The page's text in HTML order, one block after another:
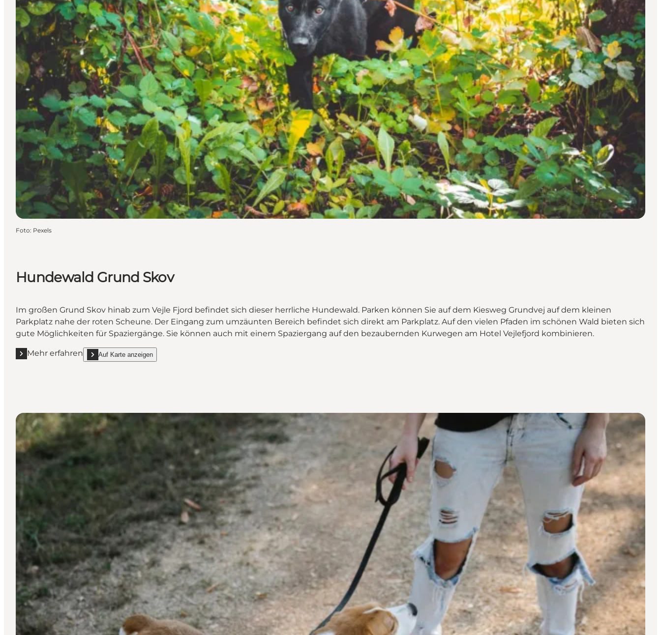
Foto: Pexels
Hundewald Grund Skov
Im großen Grund Skov hinab zum Vejle Fjord befindet sich dieser herrliche Hundewald. Parken können Sie auf dem Kiesweg Grundvej auf dem kleinen
Parkplatz nahe der roten Scheune. Der Eingang zum umzäunten Bereich befindet sich direkt am Parkplatz. Auf den vielen Pfaden im schönen Wald bieten sich
gute Möglichkeiten für Spaziergänge. Sie können auch mit einem Spaziergang auf den bezaubernden Kurwegen am Hotel Vejlefjord kombinieren.
Mehr erfahren
Mehr erfahren "Hundewald Grund Skov"
Auf Karte anzeigen
show Hundewald Grund Skov on_map